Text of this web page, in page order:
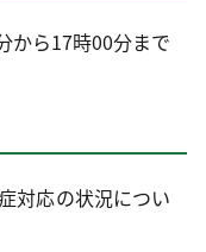
から17時00分まで
対応の状況につい